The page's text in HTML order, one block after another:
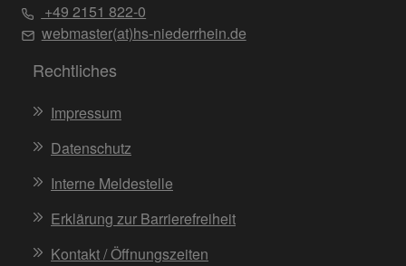
+49 2151 822-0
webmaster(at)hs-niederrhein.de
Rechtliches
Impressum
Datenschutz
Interne Meldestelle
Erklärung zur Barrierefreiheit
Kontakt / Öffnungszeiten